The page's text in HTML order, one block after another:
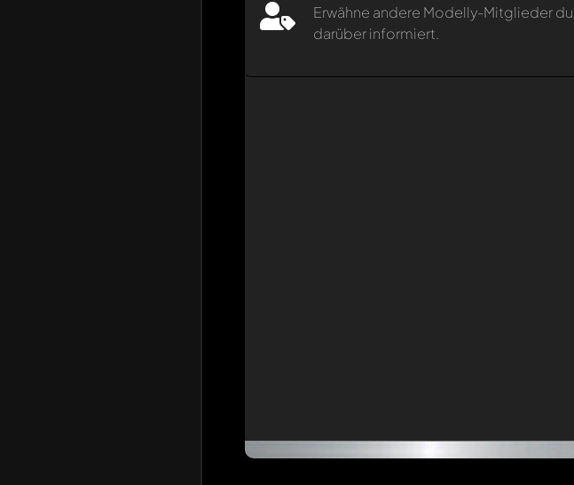
Erwähne andere Modelly-Mitglieder
darüber informiert.